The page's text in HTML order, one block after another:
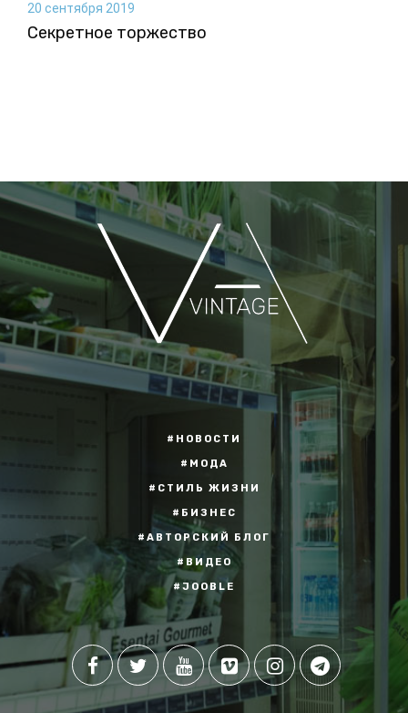
20 сентября 2019
Секретное торжество
#НОВОСТИ
#МОДА
#СТИЛЬ ЖИЗНИ
#БИЗНЕС
#АВТОРСКИЙ БЛОГ
#ВИДЕО
#JOOBLE